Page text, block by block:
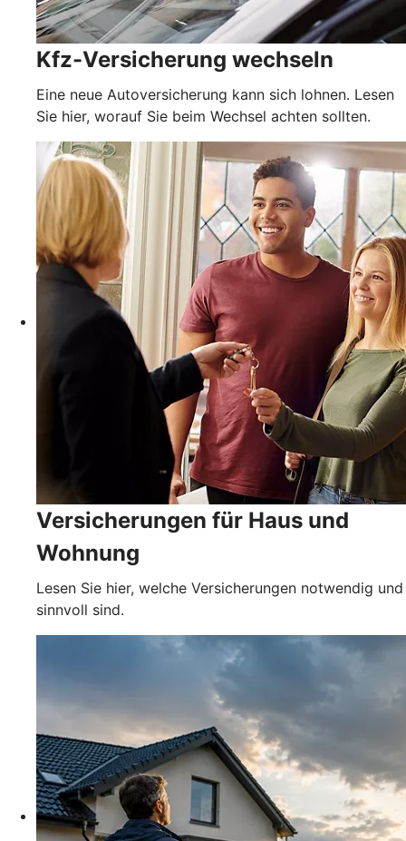
Kfz-Versicherung wechseln
Eine neue Autoversicherung kann sich lohnen. Lesen
Sie hier, worauf Sie beim Wechsel achten sollten.
Versicherungen für Haus und
Wohnung
Lesen Sie hier, welche Versicherungen notwendig und
sinnvoll sind.